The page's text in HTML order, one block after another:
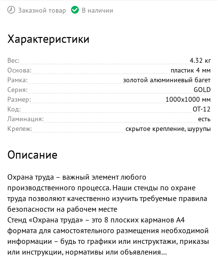
Заказной товар В наличии
Характеристики
Вес:
4.32 кг
Основа:
пластик 4 мм
Рамка:
золотой алюминиевый багет
Серия:
GOLD
Размер:
1000х1000 мм
Код:
OT-12
Ламинация:
есть
Крепеж:
скрытое крепление, шурупы
Описание
Охрана труда – важный элемент любого
производственного процесса. Наши стенды по охране
труда позволяют качественно изучить требуемые правила
безопасности на рабочем месте
Стенд «Охрана труда» – это 8 плоских карманов А4
формата для самостоятельного размещения необходимой
информации – будь то графики или инструктажи, приказы
или инструкции, нормативы или объявления…